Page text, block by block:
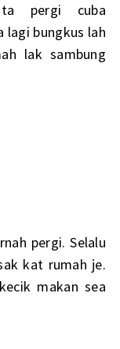
pergi cuba
lagi bungkus lah
lak sambung
pergi. Selalu
kat rumah je.
makan sea